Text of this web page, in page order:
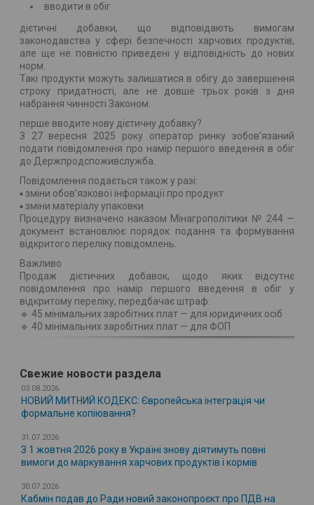
вводити в обіг
дієтичні добавки, що відповідають вимогам
законодавства у сфері безпечності харчових продуктів,
але ще не повністю приведені у відповідність до нових
норм.
Такі продукти можуть залишатися в обігу до завершення
строку придатності, але не довше трьох років з дня
набрання чинності Законом.
перше вводите нову дієтичну добавку?
З 27 вересня 2025 року оператор ринку зобов’язаний
подати повідомлення про намір першого введення в обіг
до Держпродспоживслужба.
Повідомлення подається також у разі:
▪️ зміни обов’язкової інформації про продукт
▪️ зміни матеріалу упаковки
Процедуру визначено наказом Мінагрополітики № 244 —
документ встановлює порядок подання та формування
відкритого переліку повідомлень.
Важливо
Продаж дієтичних добавок, щодо яких відсутнє
повідомлення про намір першого введення в обіг у
відкритому переліку, передбачає штраф:
🔹 45 мінімальних заробітних плат — для юридичних осіб
🔹 40 мінімальних заробітних плат — для ФОП
Свежие новости раздела
03.08.2026
НОВИЙ МИТНИЙ КОДЕКС: Європейська інтеграція чи
формальне копіювання?
31.07.2026
З 1 жовтня 2026 року в Україні знову діятимуть повні
вимоги до маркування харчових продуктів і кормів
30.07.2026
Кабмін подав до Ради новий законопроєкт про ПДВ на